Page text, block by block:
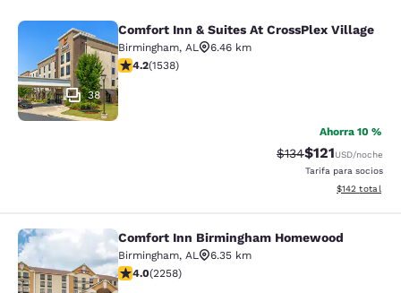
Comfort Inn & Suites At CrossPlex
38
Comfort Inn & Suites At CrossPlex Village
Birmingham, AL
6.46 km
Calificación de 4.22 estrellas. Excelente. 1538 reseñas
4.2(1538)
Ahorra 10 %
Tarifa tachada:
$134Tarifa reducida:
$121USD/noche
Tarifa para socios
Ver detalles
$142 total
Comfort Inn Birmingham
Comfort Inn Birmingham Homewood
Birmingham, AL
6.35 km
Calificación de 4.05 estrellas. Muy bueno. 2258
4.0(2258)